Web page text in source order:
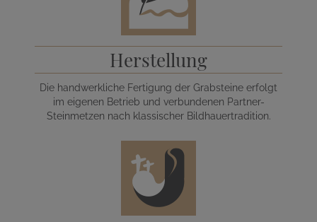
Herstellung
Die handwerkliche Fertigung der Grabsteine erfolgt
im eigenen Betrieb und verbundenen Partner-
Steinmetzen nach klassischer Bildhauertradition.